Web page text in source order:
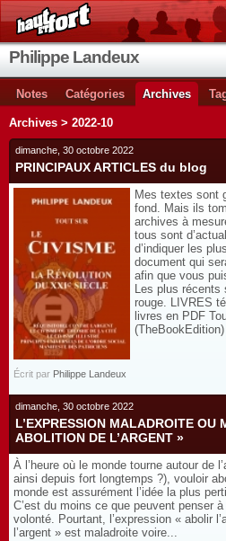
Philippe Landeux
Notes Catégories Archives
Archives > 2022-10
dimanche, 30 octobre 2022
PRINCIPAUX ARTICLES du blog
Mes textes sont
fond. Mais ils
archives à
tous sont
d’indiquer les
document qui
afin que vous
Les plus récents
rouge. LIVRES
livres en PDF
Écrit par Philippe Landeux
dimanche, 30 octobre 2022
L’EXPRESSION MALADROITE OU
ABOLITION DE L’ARGENT »
À l’heure où le monde tourne autour de
ainsi depuis fort longtemps ?), vouloir
monde est assurément l’idée la plus
C’est du moins ce que peuvent penser
volonté. Pourtant, l’expression « abolir
l’argent » est maladroite voire...